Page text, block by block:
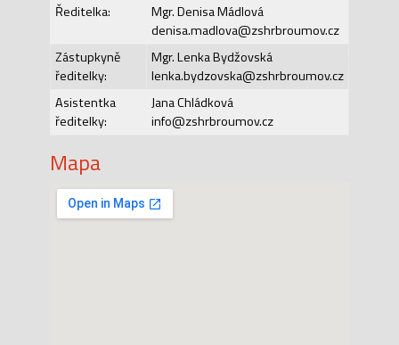
Ředitelka:
Mgr. Denisa Mádlová
denisa.madlova@zshrbroumov.cz
Zástupkyně
ředitelky:
Mgr. Lenka Bydžovská
lenka.bydzovska@zshrbroumov.cz
Asistentka
ředitelky:
Jana Chládková
info@zshrbroumov.cz
Mapa